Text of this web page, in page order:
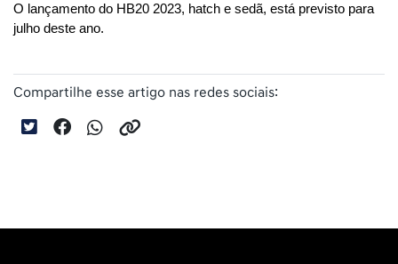
O lançamento do HB20 2023, hatch e sedã, está previsto para
julho deste ano.
Compartilhe esse artigo nas redes sociais: